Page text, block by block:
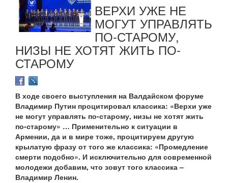
ВЕРХИ УЖЕ НЕ
МОГУТ УПРАВЛЯТЬ
ПО-СТАРОМУ,
НИЗЫ НЕ ХОТЯТ ЖИТЬ ПО-
СТАРОМУ
В ходе своего выступления на Валдайском форуме
Владимир Путин процитировал классика: «Верхи уже
не могут управлять по-старому, низы не хотят жить
по-старому» … Применительно к ситуации в
Армении, да и в мире тоже, процитируем другую
крылатую фразу от того же классика: «Промедление
смерти подобно». И исключительно для современной
молодежи добавим, что зовут того классика –
Владимир Ленин.